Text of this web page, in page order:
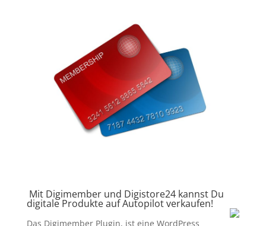
Mit Digimember und Digistore24 kannst Du
digitale Produkte auf Autopilot verkaufen!
Das Digimember Plugin, ist eine WordPress